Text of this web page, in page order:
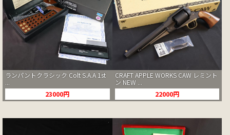
ランパントクラシック Colt S.A.A 1st
...
23000円
CRAFT APPLE WORKS CAW レミント
ン NEW ...
22000円